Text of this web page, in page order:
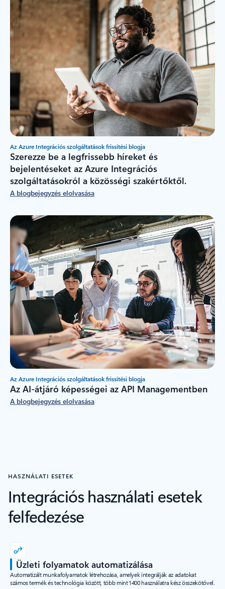
Az Azure Integrációs szolgáltatások frissítési blogja
Szerezze be a legfrissebb híreket és
bejelentéseket az Azure Integrációs
szolgáltatásokról a közösségi szakértőktől.
A blogbejegyzés elolvasása
Az Azure Integrációs szolgáltatások frissítési blogja
Az AI-átjáró képességei az API Managementben
A blogbejegyzés elolvasása
HASZNÁLATI ESETEK
Integrációs használati esetek
felfedezése
Üzleti folyamatok automatizálása
Automatizált munkafolyamatok létrehozása, amelyek integrálják az adatokat
számos termék és technológia között, több mint 1400 használatra kész összekötővel.